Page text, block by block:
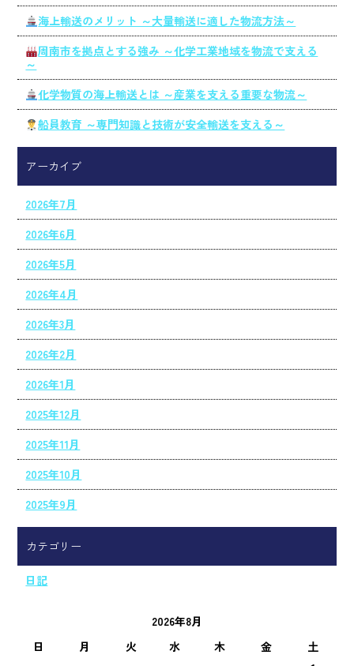
海上輸送のメリット ～大量輸送に適した物流方法～
周南市を拠点とする強み ～化学工業地域を物流で支える
～
化学物質の海上輸送とは ～産業を支える重要な物流～
船員教育 ～専門知識と技術が安全輸送を支える～
アーカイブ
2026年7月
2026年6月
2026年5月
2026年4月
2026年3月
2026年2月
2026年1月
2025年12月
2025年11月
2025年10月
2025年9月
カテゴリー
日記
2026年8月
日
月 火 水 木 金
土